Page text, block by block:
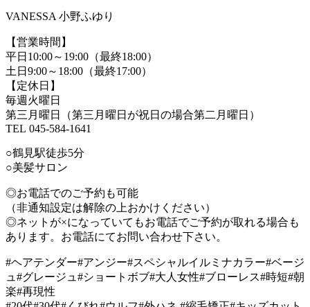
VANESSA 小野ふゆり
【営業時間】
平日10:00～19:00（最終18:00）
土日9:00～18:00（最終17:00）
【定休日】
毎週火曜日
第三月曜日（第三月曜日が祝日の場合第二月曜日）
TEL 045-584-1641
○鶴見駅徒歩5分
○美髪サロン
◎お電話でのご予約も可能
（非通知設定は解除の上おかけください）
◎ネットが×になっていてもお電話でご予約が取れる場合も
あります。お電話にてお問い合わせ下さい。
#ヘアテンダー#アンジー#スペシャルイルミナカラー#ベージ
ュ#グレージュ#ショートボブ#大人女性#ブローレス#時短#朝
楽#再現性